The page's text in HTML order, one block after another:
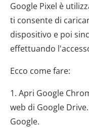
Google Pixel è
ti consente di
dispositivo e poi
effettuando
Ecco come fare:
1. Apri Google
web di Google
Google.